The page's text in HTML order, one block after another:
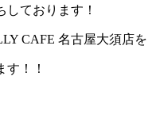
しております！
CAFE 名古屋大須店を
す！！